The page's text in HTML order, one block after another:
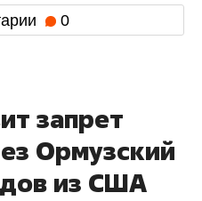
0
запрет
Ормузский
из США